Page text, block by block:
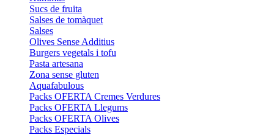
Sucs de fruita
Salses de tomàquet
Salses
Olives Sense Additius
Burgers vegetals i tofu
Pasta artesana
Zona sense gluten
Aquafabulous
Packs OFERTA Cremes Verdures
Packs OFERTA Llegums
Packs OFERTA Olives
Packs Especials